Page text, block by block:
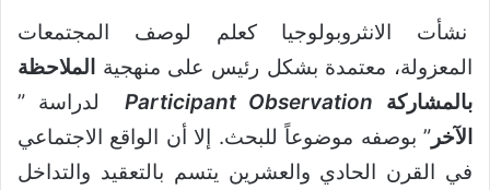
نشأت الانثروبولوجيا كعلم لوصف المجتمعات
المعزولة، معتمدة بشكل رئيس على منهجية
الملاحظة
بالمشاركة
Participant Observation لدراسة ”
الآخر ” بوصفه موضوعاً للبحث. إلا أن الواقع الاجتماعي
في القرن الحادي والعشرين يتسم بالتعقيد والتداخل